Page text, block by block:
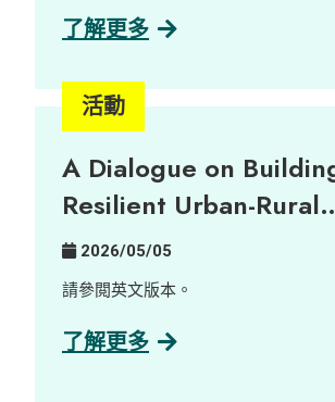
擁有三百年歷史的客家古村——荔枝窩
大自然三大核心元素——泥土、植物與
藝術作品。 由萃取自在地植物的天然染料，到記錄
溫柔而深刻的感官視角，帶領大家反
展與社區韌性。 展覽詳情： 日期： 2026年6月16
日至23日 時間： 上午 10:00 至 晚上 9:00 地點：
中環藝穗會 陳麗玲畫廊（Google 地圖） 歡迎
展覽專頁了解更多：
了解更多
活動
A Dialogue on
Resilient Urban-Rural
Partnerships
2026/05/05
請參閲英文版本。
了解更多